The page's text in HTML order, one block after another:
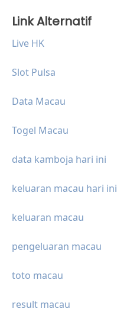
Link Alternatif
Live HK
Slot Pulsa
Data Macau
Togel Macau
data kamboja hari ini
keluaran macau hari ini
keluaran macau
pengeluaran macau
toto macau
result macau